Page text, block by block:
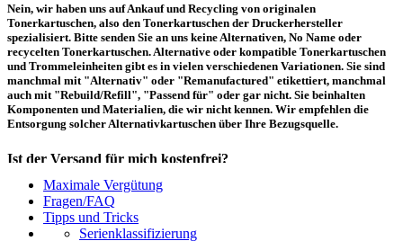
Nein, wir haben uns auf Ankauf und Recycling von originalen
Tonerkartuschen, also den Tonerkartuschen der Druckerhersteller
spezialisiert. Bitte senden Sie an uns keine Alternativen, No Name oder
recycelten Tonerkartuschen. Alternative oder kompatible Tonerkartuschen
und Trommeleinheiten gibt es in vielen verschiedenen Variationen. Sie sind
manchmal mit "Alternativ" oder "Remanufactured" etikettiert, manchmal
auch mit "Rebuild/Refill", "Passend für" oder gar nicht. Sie beinhalten
Komponenten und Materialien, die wir nicht kennen. Wir empfehlen die
Entsorgung solcher Alternativkartuschen über Ihre Bezugsquelle.
Ist der Versand für mich kostenfrei?
Ein kostenfreier, innerdeutscher Versand (Paketmarke bzw.
Palettenabholung) ist erst ab einem Ankaufswert von 30,00€ pro Paket bzw.
150,00€ pro Palette möglich. Unter diesen Werten belaufen sich die
Rücksendekosten auf 7,14€ pro Paket bzw. 59,50€ pro Palette (inkl. MwSt.).
Maximale Vergütung
Fragen/FAQ
Tipps und Tricks
Serienklassifizierung